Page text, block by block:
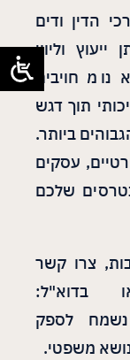
הדין ודים
וליווי
מחויבים
תוך דגש
ביותר.
עסקים
שלכם
צרו קשר
בדוא"ל:
לספק
משפטי.